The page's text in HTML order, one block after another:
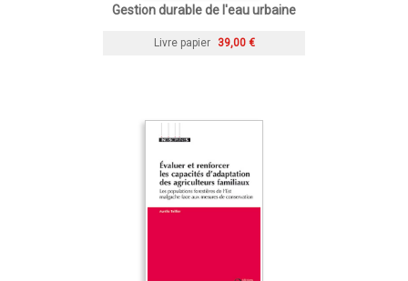
Gestion durable de l'eau urbaine
Livre papier 39,00 €